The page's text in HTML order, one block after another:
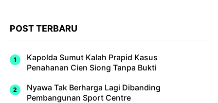
POST TERBARU
Kapolda Sumut Kalah Prapid Kasus
Penahanan Cien Siong Tanpa Bukti
Nyawa Tak Berharga Lagi Dibanding
Pembangunan Sport Centre